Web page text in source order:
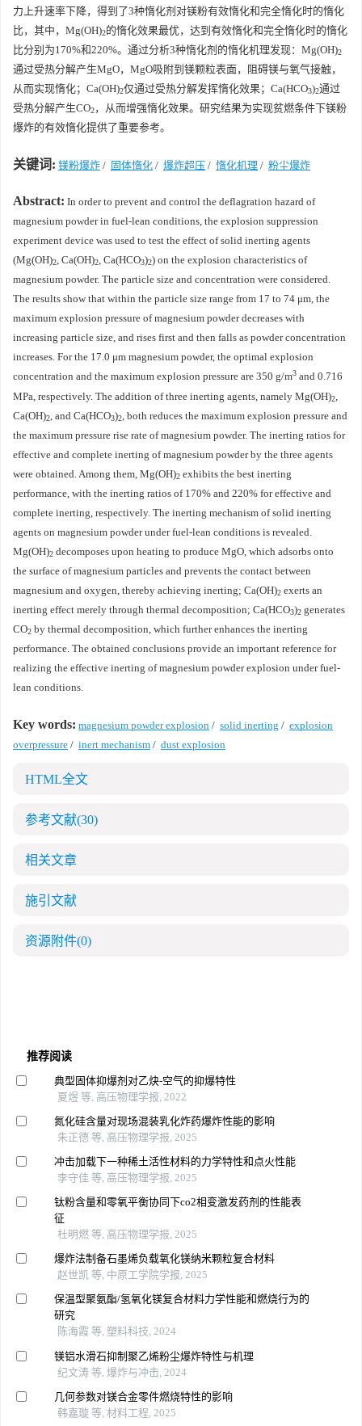
力上升速率下降，得到了3种惰化剂对镁粉有效惰化和完全惰化时的惰化
比，其中，Mg(OH)2的惰化效果最优，达到有效惰化和完全惰化时的惰化
比分别为170%和220%。通过分析3种惰化剂的惰化机理发现：Mg(OH)2
通过受热分解产生MgO，MgO吸附到镁颗粒表面，阻碍镁与氧气接触，
从而实现惰化；Ca(OH)2仅通过受热分解发挥惰化效果；Ca(HCO3)2通过
受热分解产生CO2，从而增强惰化效果。研究结果为实现贫燃条件下镁粉
爆炸的有效惰化提供了重要参考。
关键词: 镁粉爆炸 / 固体惰化 / 爆炸超压 / 惰化机理 / 粉尘爆炸
Abstract: In order to prevent and control the deflagration hazard of
magnesium powder in fuel-lean conditions, the explosion suppression
experiment device was used to test the effect of solid inerting agents
(Mg(OH)2, Ca(OH)2, Ca(HCO3)2) on the explosion characteristics of
magnesium powder. The particle size and concentration were considered.
The results show that within the particle size range from 17 to 74 μm, the
maximum explosion pressure of magnesium powder decreases with
increasing particle size, and rises first and then falls as powder concentration
increases. For the 17.0 μm magnesium powder, the optimal explosion
concentration and the maximum explosion pressure are 350 g/m3 and 0.716
MPa, respectively. The addition of three inerting agents, namely Mg(OH)2,
Ca(OH)2, and Ca(HCO3)2, both reduces the maximum explosion pressure and
the maximum pressure rise rate of magnesium powder. The inerting ratios for
effective and complete inerting of magnesium powder by the three agents
were obtained. Among them, Mg(OH)2 exhibits the best inerting
performance, with the inerting ratios of 170% and 220% for effective and
complete inerting, respectively. The inerting mechanism of solid inerting
agents on magnesium powder under fuel-lean conditions is revealed.
Mg(OH)2 decomposes upon heating to produce MgO, which adsorbs onto
the surface of magnesium particles and prevents the contact between
magnesium and oxygen, thereby achieving inerting; Ca(OH)2 exerts an
inerting effect merely through thermal decomposition; Ca(HCO3)2 generates
CO2 by thermal decomposition, which further enhances the inerting
performance. The obtained conclusions provide an important reference for
realizing the effective inerting of magnesium powder explosion under fuel-
lean conditions.
Key words: magnesium powder explosion / solid inerting / explosion
overpressure / inert mechanism / dust explosion
HTML全文
参考文献(30)
相关文章
施引文献
资源附件(0)
推荐阅读
典型固体抑爆剂对乙炔-空气的抑爆特性
夏煜 等, 高压物理学报, 2022
氮化硅含量对现场混装乳化炸药爆炸性能的影响
朱正德 等, 高压物理学报, 2025
冲击加载下一种稀土活性材料的力学特性和点火性能
李守佳 等, 高压物理学报, 2025
钛粉含量和零氧平衡协同下co2相变激发药剂的性能表
征
杜明燃 等, 高压物理学报, 2025
爆炸法制备石墨烯负载氧化镁纳米颗粒复合材料
赵世凯 等, 中原工学院学报, 2025
保温型聚氨酯/氢氧化镁复合材料力学性能和燃烧行为的
研究
陈海霞 等, 塑料科技, 2024
镁铝水滑石抑制聚乙烯粉尘爆炸特性与机理
纪文涛 等, 爆炸与冲击, 2024
几何参数对镁合金零件燃烧特性的影响
韩嘉璇 等, 材料工程, 2025